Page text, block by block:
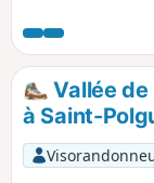
Le parcours est
communales ou
départementale.
Vallée
à Saint-